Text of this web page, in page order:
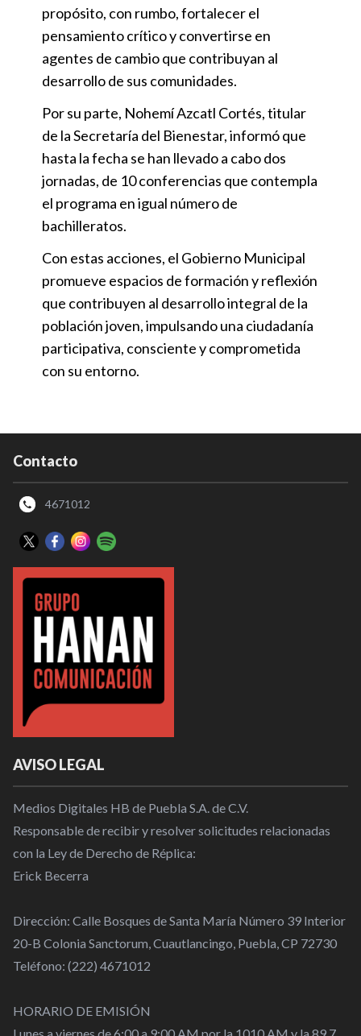
propósito, con rumbo, fortalecer el
pensamiento crítico y convertirse en
agentes de cambio que contribuyan al
desarrollo de sus comunidades.
Por su parte, Nohemí Azcatl Cortés, titular
de la Secretaría del Bienestar, informó que
hasta la fecha se han llevado a cabo dos
jornadas, de 10 conferencias que contempla
el programa en igual número de
bachilleratos.
Con estas acciones, el Gobierno Municipal
promueve espacios de formación y reflexión
que contribuyen al desarrollo integral de la
población joven, impulsando una ciudadanía
participativa, consciente y comprometida
con su entorno.
Contacto
4671012
AVISO LEGAL
Medios Digitales HB de Puebla S.A. de C.V.
Responsable de recibir y resolver solicitudes relacionadas
con la Ley de Derecho de Réplica:
Erick Becerra
Dirección: Calle Bosques de Santa María Número 39 Interior
20-B Colonia Sanctorum, Cuautlancingo, Puebla, CP 72730
Teléfono: (222) 4671012
HORARIO DE EMISIÓN